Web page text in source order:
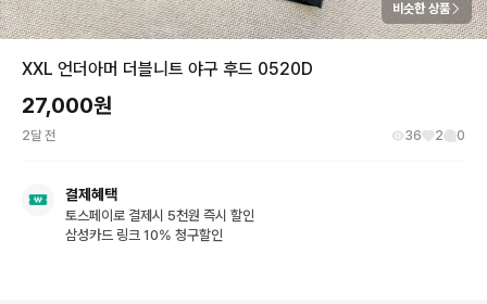
비슷한 상품
XXL 언더아머 더블니트 야구 후드 0520D
27,000원
2달 전 36 2 0
결제혜택
토스페이로 결제시 5천원 즉시 할인
삼성카드 링크 10% 청구할인